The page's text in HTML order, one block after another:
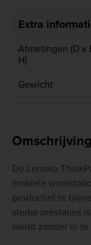
Extra
Afmetingen (D x
H)
Gewicht
Omschrijving
De Lenovo
mobiele
productief te
sterke prestaties
werkt zonder in